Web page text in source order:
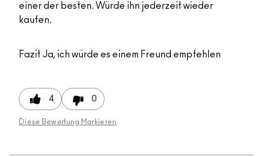
einer der besten. Würde ihn jederzeit wieder
kaufen.
Fazit Ja, ich würde es einem Freund empfehlen
4 0
Diese Bewertung Markieren